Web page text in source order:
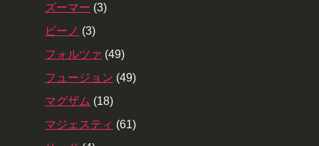
ズーマー (3)
ビーノ (3)
フォルツァ (49)
フュージョン (49)
マグザム (18)
マジェスティ (61)